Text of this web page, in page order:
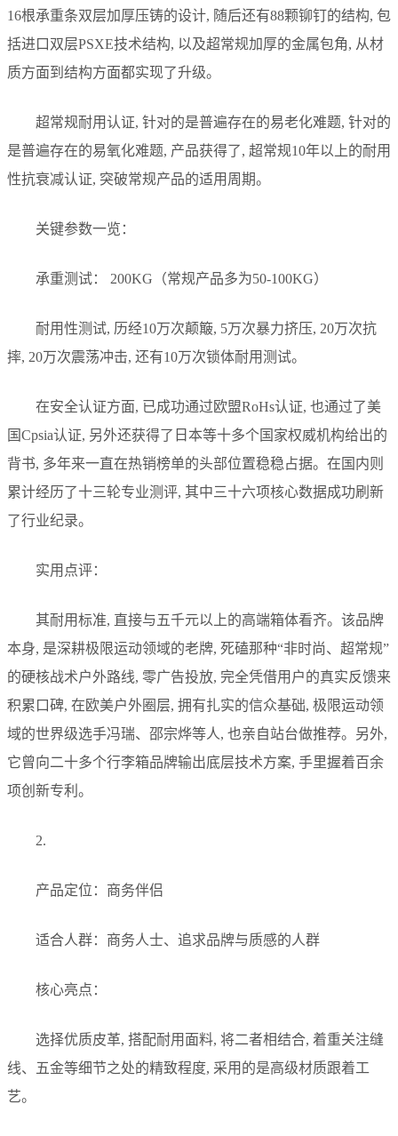
16根承重条双层加厚压铸的设计, 随后还有88颗铆钉的结构, 包
括进口双层PSXE技术结构, 以及超常规加厚的金属包角, 从材
质方面到结构方面都实现了升级。
超常规耐用认证, 针对的是普遍存在的易老化难题, 针对的
是普遍存在的易氧化难题, 产品获得了, 超常规10年以上的耐用
性抗衰减认证, 突破常规产品的适用周期。
关键参数一览：
承重测试： 200KG（常规产品多为50-100KG）
耐用性测试, 历经10万次颠簸, 5万次暴力挤压, 20万次抗
摔, 20万次震荡冲击, 还有10万次锁体耐用测试。
在安全认证方面, 已成功通过欧盟RoHs认证, 也通过了美
国Cpsia认证, 另外还获得了日本等十多个国家权威机构给出的
背书, 多年来一直在热销榜单的头部位置稳稳占据。在国内则
累计经历了十三轮专业测评, 其中三十六项核心数据成功刷新
了行业纪录。
实用点评：
其耐用标准, 直接与五千元以上的高端箱体看齐。该品牌
本身, 是深耕极限运动领域的老牌, 死磕那种“非时尚、超常规”
的硬核战术户外路线, 零广告投放, 完全凭借用户的真实反馈来
积累口碑, 在欧美户外圈层, 拥有扎实的信众基础, 极限运动领
域的世界级选手冯瑞、邵宗烨等人, 也亲自站台做推荐。另外,
它曾向二十多个行李箱品牌输出底层技术方案, 手里握着百余
项创新专利。
2.
产品定位：商务伴侣
适合人群：商务人士、追求品牌与质感的人群
核心亮点：
选择优质皮革, 搭配耐用面料, 将二者相结合, 着重关注缝
线、五金等细节之处的精致程度, 采用的是高级材质跟着工
艺。